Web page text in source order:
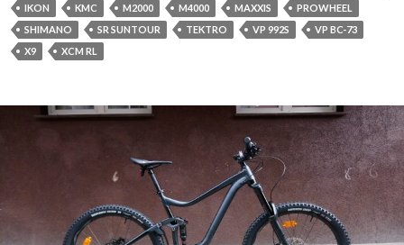
IKON
KMC M2000 M4000 MAXXIS
PROWHEEL
SHIMANO
SR SUNTOUR TEKTRO VP 992S
VP BC-73
X9
XCM RL